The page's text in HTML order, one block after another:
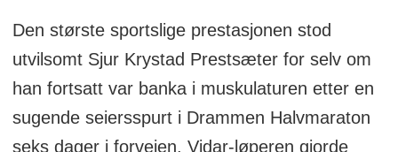
Den største sportslige prestasjonen stod
utvilsomt Sjur Krystad Prestsæter for selv om
han fortsatt var banka i muskulaturen etter en
sugende seiersspurt i Drammen Halvmaraton
seks dager i forveien. Vidar-løperen gjorde